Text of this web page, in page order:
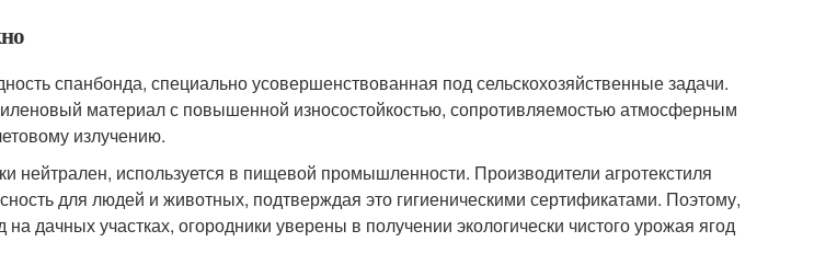
спанбонда, специально усовершенствованная под сельскохозяйственные задачи.
материал с повышенной износостойкостью, сопротивляемостью атмосферным
излучению.
нейтрален, используется в пищевой промышленности. Производители агротекстиля
для людей и животных, подтверждая это гигиеническими сертификатами. Поэтому,
на дачных участках, огородники уверены в получении экологически чистого урожая ягод